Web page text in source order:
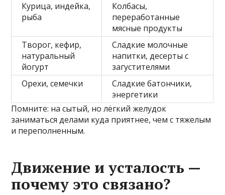
Курица, индейка,
рыба
Колбасы,
переработанные
мясные продукты
Творог, кефир,
натуральный
йогурт
Сладкие молочные
напитки, десерты с
загустителями
Орехи, семечки
Сладкие батончики,
энергетики
Помните: на сытый, но лёгкий желудок
заниматься делами куда приятнее, чем с тяжелым
и переполненным.
Движение и усталость —
почему это связано?